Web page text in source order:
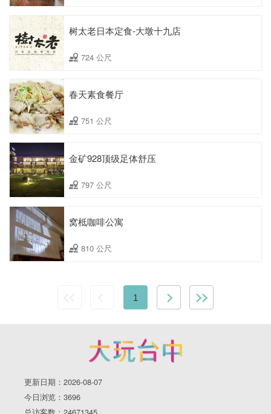
树太老日本定食-大墩十九店
724 公尺
春天素食餐厅
751 公尺
金矿928顶级足体舒压
797 公尺
窝柢咖啡公寓
810 公尺
1
更新日期：2026-08-07
今日浏览：3696